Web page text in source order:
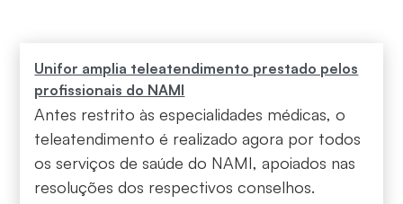
Unifor amplia teleatendimento prestado pelos
profissionais do NAMI
Antes restrito às especialidades médicas, o
teleatendimento é realizado agora por todos
os serviços de saúde do NAMI, apoiados nas
resoluções dos respectivos conselhos.